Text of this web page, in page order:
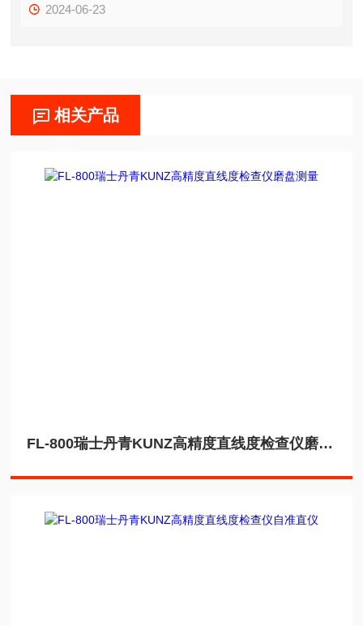
2024-06-23
相关产品
FL-800瑞士丹青KUNZ高精度直线度检查仪磨盘测量